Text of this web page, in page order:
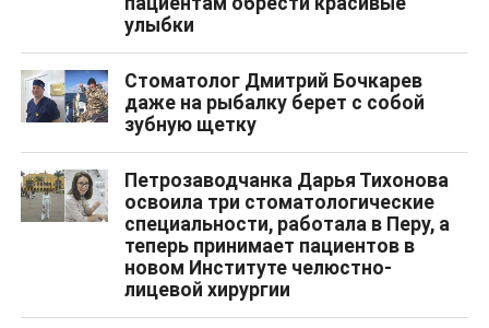
улыбки
Стоматолог Дмитрий Бочкарев
даже на рыбалку берет с собой
зубную щетку
Петрозаводчанка Дарья Тихонова
освоила три стоматологические
специальности, работала в Перу, а
теперь принимает пациентов в
новом Институте челюстно-
лицевой хирургии